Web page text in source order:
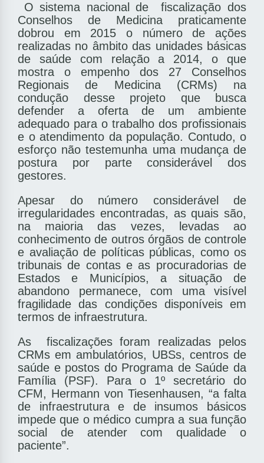
O sistema nacional de ­ fiscalização dos
Conselhos de Medicina praticamente
dobrou em 2015 o número de ações
realizadas no âmbito das unidades básicas
de saúde com relação a 2014, o que
mostra o empenho dos 27 Conselhos
Regionais de Medicina (CRMs) na
condução desse projeto que busca
defender a oferta de um ambiente
adequado para o trabalho dos profissionais
e o atendimento da população. Contudo, o
esforço não testemunha uma mudança de
postura por parte considerável dos
gestores.
Apesar do número considerável de
irregularidades encontradas, as quais são,
na maioria das vezes, levadas ao
conhecimento de outros órgãos de controle
e avaliação de políticas públicas, como os
tribunais de contas e as procuradorias de
Estados e Municípios, a situação de
abandono permanece, com uma visível
fragilidade das condições disponíveis em
termos de infraestrutura.
As ­ fiscalizações foram realizadas pelos
CRMs em ambulatórios, UBSs, centros de
saúde e postos do Programa de Saúde da
Família (PSF). Para o 1º secretário do
CFM, Hermann von Tiesenhausen, “a falta
de infraestrutura e de insumos básicos
impede que o médico cumpra a sua função
social de atender com qualidade o
paciente”.